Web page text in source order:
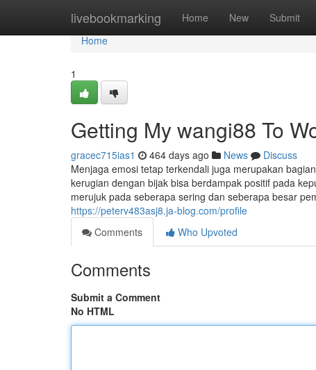
livebookmarking Home New Submit
Home
Home
1
Getting My wangi88 To
gracec715ias1 464 days ago News
Discuss
Menjaga emosi tetap terkendali juga merupakan
kerugian dengan bijak bisa berdampak positif pada
merujuk pada seberapa sering dan seberapa besar
https://peterv483asj8.ja-blog.com/profile
Comments
Who Upvoted
Comments
Submit a Comment
No HTML